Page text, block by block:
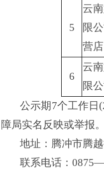
5
云
限
营店
6
云
限
公示期7个工作日
障局实名反映或举报。
地址：腾冲市腾
联系电话：